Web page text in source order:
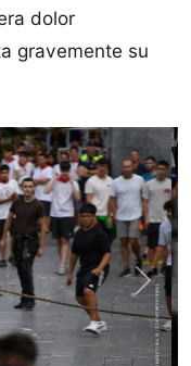
dolor
gravemente su
Next